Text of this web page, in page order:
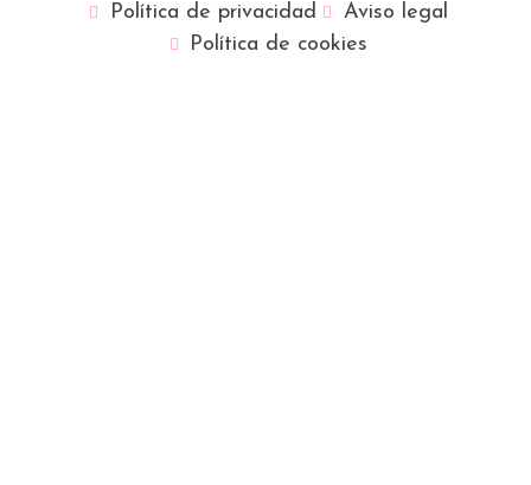
Política de privacidad
Aviso legal
Política de cookies